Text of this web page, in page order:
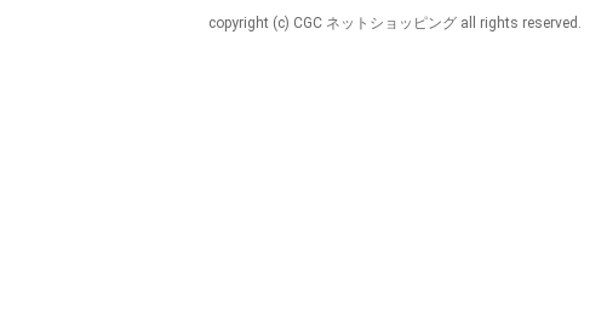
copyright (c) CGC ネットショッピング all rights reserved.